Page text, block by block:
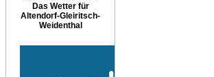
Das Wetter für
Altendorf-Gleiritsch-
Weidenthal